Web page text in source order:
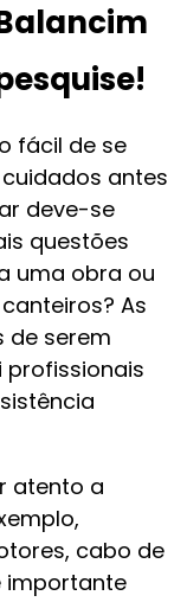
fácil de se
antes
deve-se
questões
uma obra ou
As
de serem
profissionais
atento a
cabo de
importante